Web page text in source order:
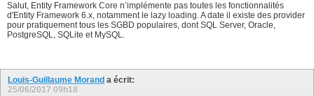
Salut, Entity Framework Core n’implémente pas toutes les fonctionnalités
d'Entity Framework 6.x, notamment le lazy loading. A date il existe des provider
pour pratiquement tous les SGBD populaires, dont SQL Server, Oracle,
PostgreSQL, SQLite et MySQL.
Louis-Guillaume Morand a écrit:
25/06/2017 09h18